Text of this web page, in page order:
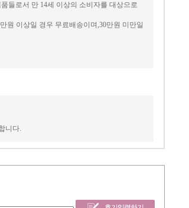
들로서 만 14세 이상의 소비자를 대상으로
원 이상일 경우 무료배송이며,30만원 미만일
니다.